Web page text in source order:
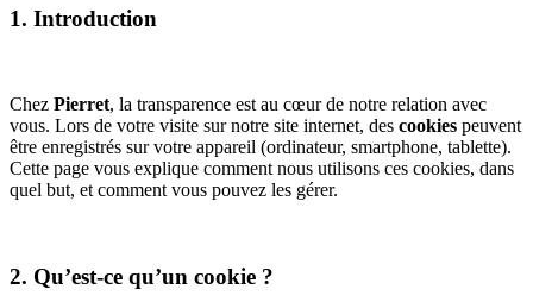
1. Introduction
Chez Pierret, la transparence est au cœur de notre relation avec
vous. Lors de votre visite sur notre site internet, des cookies peuvent
être enregistrés sur votre appareil (ordinateur, smartphone, tablette).
Cette page vous explique comment nous utilisons ces cookies, dans
quel but, et comment vous pouvez les gérer.
2. Qu’est-ce qu’un cookie ?